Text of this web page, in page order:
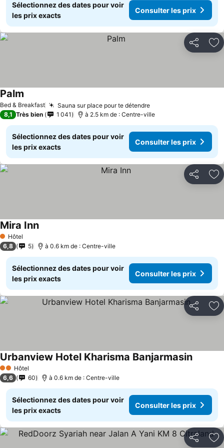
Sélectionnez des dates pour voir
les prix exacts
Consulter les prix
Partager
Bed & Breakfast Sauna sur place pour te détendre
Palm
8,1 Très bien 1 041 à 2.5 km de : Centre-ville
Sélectionnez des dates pour voir
les prix exacts
Consulter les prix
Partager
1 Étoiles
Hôtel
Mira Inn
6,8 5 à 0.6 km de : Centre-ville
Sélectionnez des dates pour voir
les prix exacts
Consulter les prix
Partager
2 Étoiles
Hôtel
Urbanview Hotel Kharisma Banjarmasin
6,6 60 à 0.6 km de : Centre-ville
Sélectionnez des dates pour voir
les prix exacts
Consulter les prix
Partager